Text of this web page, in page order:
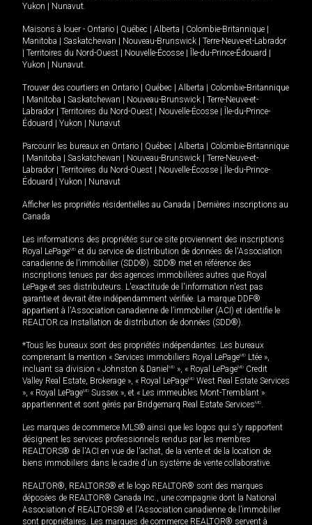
Yukon
Nunavut.
Maisons à louer - Ontario Québec Alberta Colombie-Britannique
Manitoba
Saskatchewan Nouveau-Brunswick
Terre-Neuve-et-Labrador
Territoires du Nord-Ouest Nouvelle-Écosse Île-du-Prince-Édouard
Yukon
Nunavut.
Trouver des courtiers en Ontario Québec Alberta
Colombie-Britannique
Manitoba Saskatchewan Nouveau-Brunswick
Terre-Neuve-et-
Labrador
Territoires du Nord-Ouest Nouvelle-Écosse
Île-du-Prince-
Édouard
Yukon Nunavut
Parcourir les bureaux en Ontario Québec Alberta
Colombie-Britannique
Manitoba Saskatchewan Nouveau-Brunswick
Terre-Neuve-et-
Labrador
Territoires du Nord-Ouest Nouvelle-Écosse
Île-du-Prince-
Édouard
Yukon Nunavut
Afficher les propriétés résidentielles au Canada
Dernières inscriptions au
Canada
Les informations des propriétés sur ce site proviennent des inscriptions
Royal LePageMD et du service de distribution de données de l'Association
canadienne de l’immobilier (SDD®). SDD® met en référence des
inscriptions tenues par des agences immobilières autres que Royal
LePage et ses distributeurs. L'exactitude de l'information n'est pas
garantie et devrait être indépendamment vérifiée. La marque DDF®
appartient à l'Association canadienne de l’immobilier (ACI) et identifie le
REALTOR.ca Installation de distribution de données (SDD®).
*Tous les bureaux sont des propriétés indépendantes. Les bureaux
comprenant la mention « Services immobiliers Royal LePageMD Ltée »,
incluant sa division « Johnston & Daniel MD », « Royal LePageMD Credit
Valley Real Estate, Brokerage », « Royal LePageMD West Real Estate Services
», « Royal LePageMD Sussex », et « Les immeubles Mont-Tremblant »
appartiennent et sont gérés par Bridgemarq Real Estate ServicesMD.
Les marques de commerce MLS® ainsi que les logos qui s'y rapportent
désignent les services professionnels rendus par les membres
REALTORS® de l'ACI en vue de l'achat, de la vente et de la location de
biens immobiliers dans le cadre d'un système de vente collaborative.
REALTOR®, REALTORS® et le logo REALTOR® sont des marques
déposées de REALTOR® Canada Inc., une compagnie dont la National
Association of REALTORS® et l'Association canadienne de l’immobilier
sont propriétaires. Les marques de commerce REALTOR® servent à